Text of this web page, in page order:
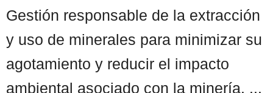
Gestión responsable de la extracción
y uso de minerales para minimizar su
agotamiento y reducir el impacto
ambiental asociado con la minería. ...